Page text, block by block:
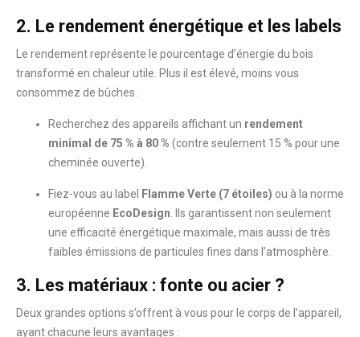
2. Le rendement énergétique et les labels
Le rendement représente le pourcentage d’énergie du bois
transformé en chaleur utile. Plus il est élevé, moins vous
consommez de bûches.
Recherchez des appareils affichant un rendement
minimal de 75 % à 80 % (contre seulement 15 % pour une
cheminée ouverte).
Fiez-vous au label Flamme Verte (7 étoiles) ou à la norme
européenne EcoDesign . Ils garantissent non seulement
une efficacité énergétique maximale, mais aussi de très
faibles émissions de particules fines dans l’atmosphère.
3. Les matériaux : fonte ou acier ?
Deux grandes options s’offrent à vous pour le corps de l’appareil,
ayant chacune leurs avantages :